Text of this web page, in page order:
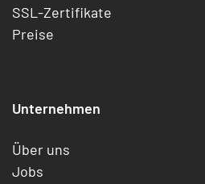
SSL-Zertifikate
Preise
Unternehmen
Über uns
Jobs